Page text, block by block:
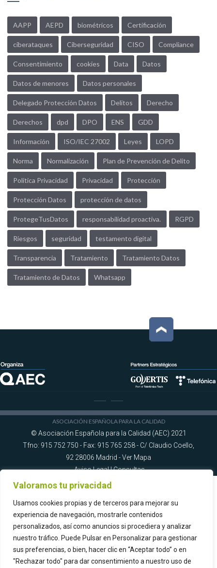
Valoramos tu privacidad
Usamos cookies propias y de terceros para mejorar su
experiencia de navegación, mostrarle contenidos
personalizados, así como anuncios si procediera y analizar
nuestro tráfico. Puede Pulsar en Personalizar para gestionar
sus preferencias, o bien, hacer clic en “Aceptar todo” o en
"Rechazar todo" para dar consentimiento a nuestro uso de
AAPP AEPD biométricos Certificación
ciberataques Ciberseguridad CISO Compliance
Consentimiento cookies Data Datos
Datos de menores Datos personales
Delegado Protección Datos Delitos Derecho
Derechos dpd DPO ENS GDD
Información ISO/IEC 27002 Leyes LOPD
Norma Normalización Plan de Prevención de Delito
Política Privacidad Privacidad Protección
Protección Datos protección de datos
ProtegeTusDatos responsabilidad proactiva. RGPD
Riesgos seguridad testamento digital
Transparencia Tratamiento Tratamiento Datos
Tratamiento de Datos Whatsapp
ASOCIACIÓN ESPAÑOLA PARA LA CALIDAD
© Asociación Española para la Calidad (AEC) 2021
Tfno: 915 752 750 - Fax: 915 765 258 - C/ Claudio Coello,
92 28006 Madrid -Ver Mapa
Aviso Legal|Consultas